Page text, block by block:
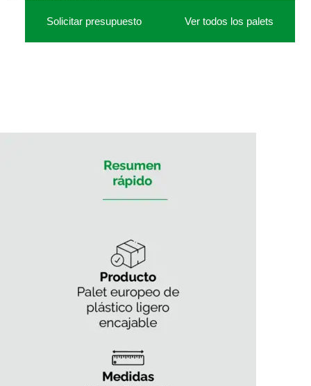
Solicitar presupuesto Ver todos los palets